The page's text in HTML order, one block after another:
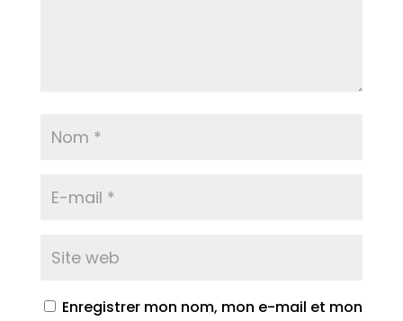
Enregistrer mon nom, mon e-mail et mon